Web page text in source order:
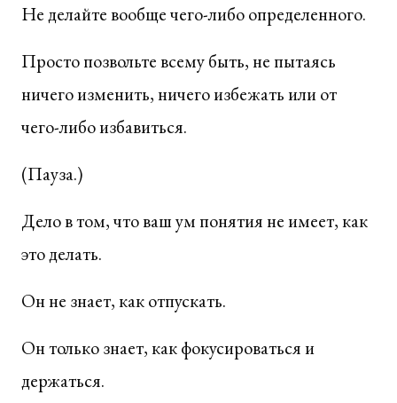
Не делайте вообще чего-либо определенного.
Просто позвольте всему быть, не пытаясь
ничего изменить, ничего избежать или от
чего-либо избавиться.
(Пауза.)
Дело в том, что ваш ум понятия не имеет, как
это делать.
Он не знает, как отпускать.
Он только знает, как фокусироваться и
держаться.